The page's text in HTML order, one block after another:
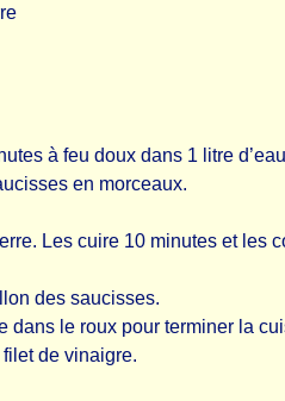
à feu doux dans 1 litre
en morceaux.
Les cuire 10 minutes et les
des saucisses.
dans le roux pour terminer la
de vinaigre.